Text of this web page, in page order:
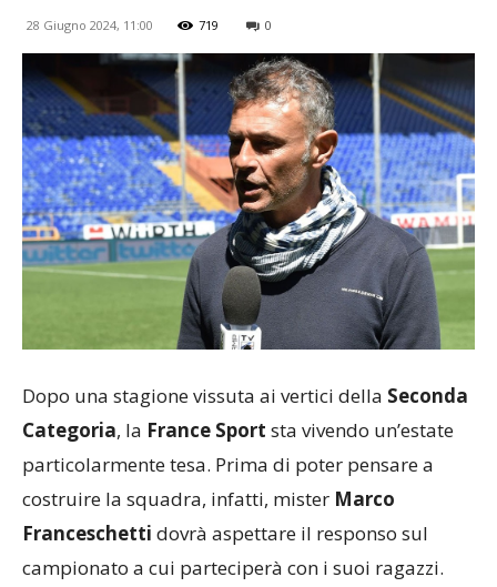
28 Giugno 2024, 11:00 719 0
Dopo una stagione vissuta ai vertici della Seconda
Categoria, la France Sport sta vivendo un’estate
particolarmente tesa. Prima di poter pensare a
costruire la squadra, infatti, mister Marco
Franceschetti dovrà aspettare il responso sul
campionato a cui parteciperà con i suoi ragazzi.